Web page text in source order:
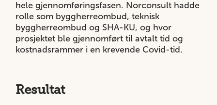
hele gjennomføringsfasen. Norconsult hadde
rolle som byggherreombud, teknisk
byggherreombud og SHA-KU, og hvor
prosjektet ble gjennomført til avtalt tid og
kostnadsrammer i en krevende Covid-tid.
Resultat